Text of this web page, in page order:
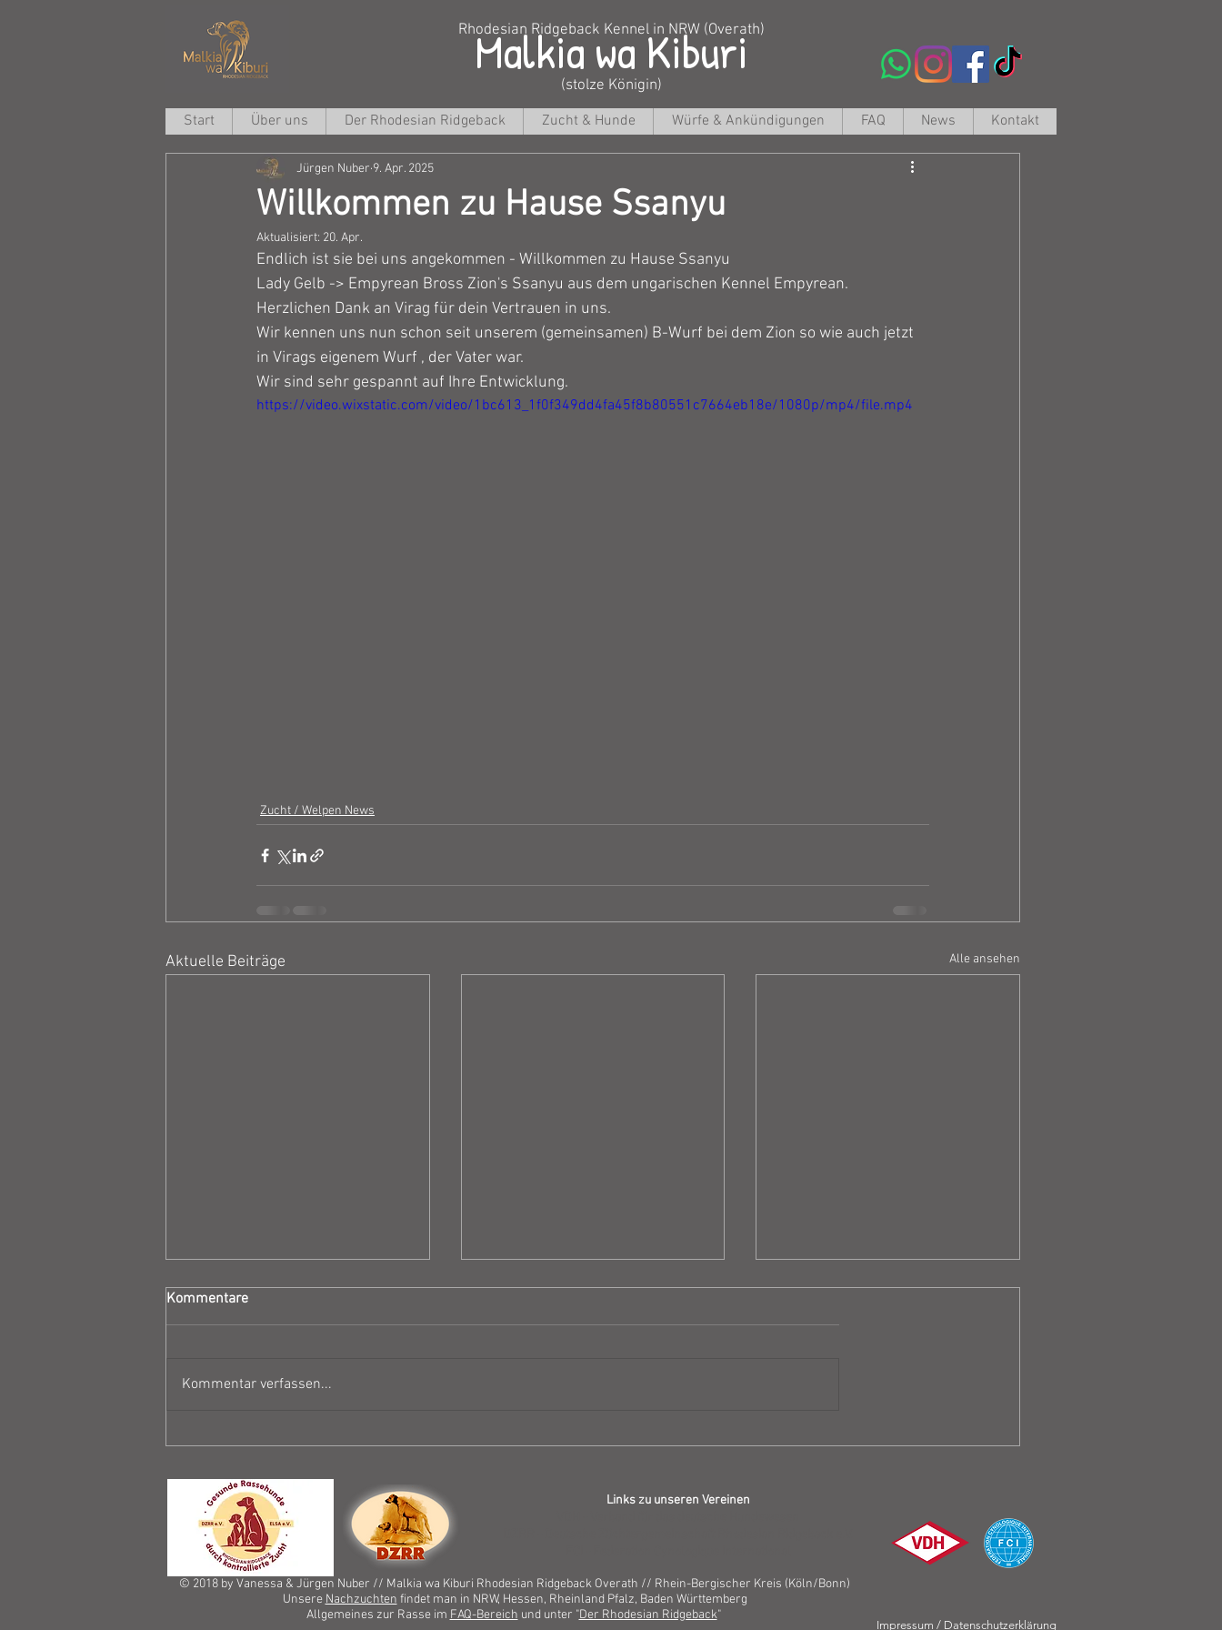
Rhodesian Ridgeback Kennel in NRW (Overath)
Malkia wa Kiburi
(stolze Königin)
Start
Über uns Der Rhodesian Ridgeback Zucht & Hunde Würfe & Ankündigungen FAQ News Kontakt
Willkommen zu Hause Ssanyu
Jürgen Nuber 9. Apr. 2025
Aktualisiert: 20. Apr.
Endlich ist sie bei uns angekommen - Willkommen zu Hause Ssanyu
Lady Gelb -> Empyrean Bross Zion's Ssanyu aus dem ungarischen Kennel Empyrean.
Herzlichen Dank an Virag für dein Vertrauen in uns.
Wir kennen uns nun schon seit unserem (gemeinsamen) B-Wurf bei dem Zion so wie auch jetzt
in Virags eigenem Wurf , der Vater war.
Wir sind sehr gespannt auf Ihre Entwicklung.
https://video.wixstatic.com/video/1bc613_1f0f349dd4fa45f8b80551c7664eb18e/1080p/mp4/file.mp4
Zucht / Welpen News
Aktuelle Beiträge Alle ansehen
Kommentare
Kommentar verfassen...
Links zu unseren Vereinen
© 2018 by Vanessa & Jürgen Nuber // Malkia wa Kiburi Rhodesian Ridgeback Overath // Rhein-Bergischer Kreis (Köln/Bonn)
Unsere Nachzuchten findet man in NRW, Hessen, Rheinland Pfalz, Baden Württemberg
Allgemeines zur Rasse im FAQ-Bereich und unter "Der Rhodesian Ridgeback"
Impressum / Datenschutzerklärung